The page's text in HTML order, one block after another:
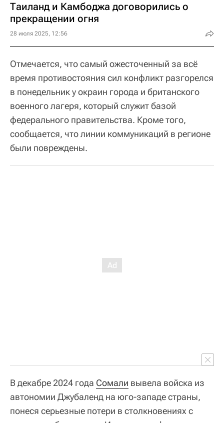
Таиланд и Камбоджа договорились о
прекращении огня
28 июля 2025, 12:56
Отмечается, что самый ожесточенный за всё
время противостояния сил конфликт разгорелся
в понедельник у окраин города и британского
военного лагеря, который служит базой
федерального правительства. Кроме того,
сообщается, что линии коммуникаций в регионе
были повреждены.
В декабре 2024 года Сомали вывела войска из
автономии Джубаленд на юго-западе страны,
понеся серьезные потери в столкновениях с